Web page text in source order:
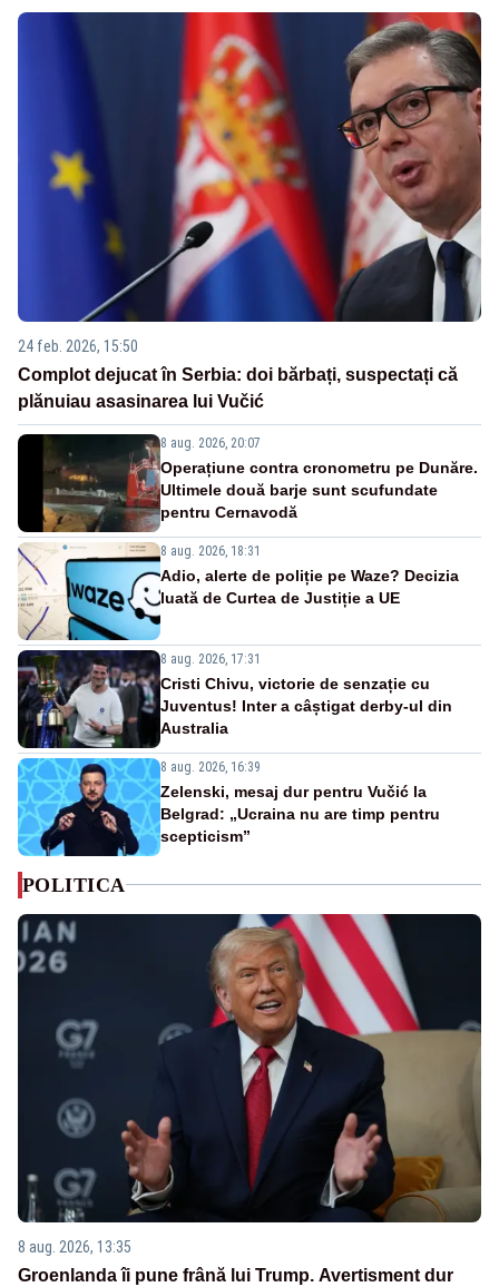
24 feb. 2026, 15:50
Complot dejucat în Serbia: doi bărbați, suspectați că
plănuiau asasinarea lui Vučić
8 aug. 2026, 20:07
Operațiune contra cronometru pe Dunăre.
Ultimele două barje sunt scufundate
pentru Cernavodă
8 aug. 2026, 18:31
Adio, alerte de poliție pe Waze? Decizia
luată de Curtea de Justiție a UE
8 aug. 2026, 17:31
Cristi Chivu, victorie de senzație cu
Juventus! Inter a câștigat derby-ul din
Australia
8 aug. 2026, 16:39
Zelenski, mesaj dur pentru Vučić la
Belgrad: „Ucraina nu are timp pentru
scepticism”
POLITICA
8 aug. 2026, 13:35
Groenlanda îi pune frână lui Trump. Avertisment dur